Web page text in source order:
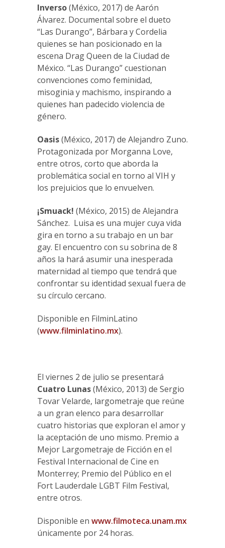
Inverso(México, 2017) de Aarón
Álvarez. Documental sobre el dueto
“Las Durango”, Bárbara y Cordelia
quienes se han posicionado en la
escena Drag Queen de la Ciudad de
México. “Las Durango” cuestionan
convenciones como feminidad,
misoginia y machismo, inspirando a
quienes han padecido violencia de
género.
Oasis(México, 2017) de Alejandro Zuno.
Protagonizada por Morganna Love,
entre otros, corto que aborda la
problemática social en torno al VIH y
los prejuicios que lo envuelven.
¡Smuack! (México, 2015) de Alejandra
Sánchez. Luisa es una mujer cuya vida
gira en torno a su trabajo en un bar
gay. El encuentro con su sobrina de 8
años la hará asumir una inesperada
maternidad al tiempo que tendrá que
confrontar su identidad sexual fuera de
su círculo cercano.
Disponible en FilminLatino
(www.filminlatino.mx).
El viernes 2 de julio se presentará
Cuatro Lunas(México, 2013) de Sergio
Tovar Velarde, largometraje que reúne
a un gran elenco para desarrollar
cuatro historias que exploran el amor y
la aceptación de uno mismo. Premio a
Mejor Largometraje de Ficción en el
Festival Internacional de Cine en
Monterrey; Premio del Público en el
Fort Lauderdale LGBT Film Festival,
entre otros.
Disponible en www.filmoteca.unam.mx
únicamente por 24 horas.